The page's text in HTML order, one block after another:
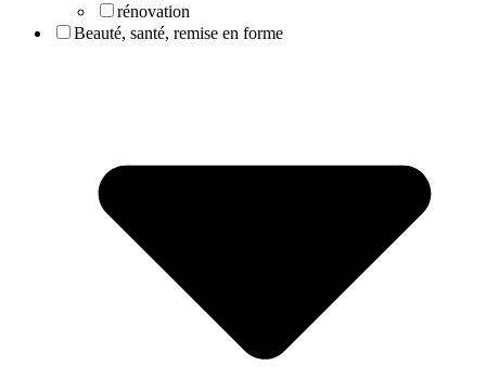
rénovation
Beauté, santé, remise en forme